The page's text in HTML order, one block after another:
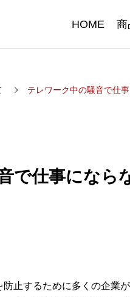
HOME 商
テレワーク中の騒音で仕
で仕事になら
止するために多くの企業